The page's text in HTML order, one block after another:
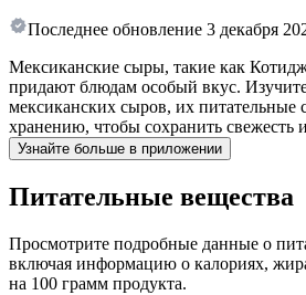
Последнее обновление 3 декабря
Мексиканские сыры, такие как
придают блюдам особый вкус.
мексиканских сыров, их питательные
хранению, чтобы сохранить свежесть
Узнайте больше в приложении
Питательные вещества
Просмотрите подробные данные о
включая информацию о калориях,
на 100 грамм продукта.